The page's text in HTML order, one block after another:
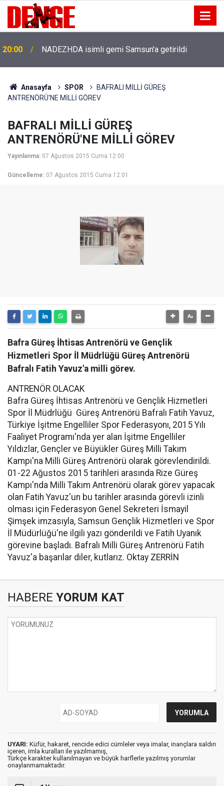
20:00 NADEZHDA isimli gemi Samsun'a getirildi
Anasayfa SPOR
BAFRALI MİLLİ GÜREŞ
ANTRENÖRÜ'NE MİLLİ GÖREV
BAFRALI MİLLİ GÜREŞ
ANTRENÖRÜ'NE MİLLİ GÖREV
Yayınlanma: 07 Ağustos 2015 Cuma 12:00
Güncelleme: 07 Ağustos 2015 Cuma 12:01
Bafra Güreş İhtisas Antrenörü ve Gençlik
Hizmetleri Spor İl Müdrlüğü Güreş Antrenörü
Bafralı Fatih Yavuz'a milli görev.
ANTRENÖR OLACAK
Bafra Güreş İhtisas Antrenörü ve Gençlik Hizmetleri
Spor İl Müdrlüğü Güreş Antrenörü Bafralı Fatih Yavuz,
Türkiye İşitme Engelliler Spor Federasyonı, 2015 Yılı
Faaliyet Programı'nda yer alan İşitme Engelliler
Yıldızlar, Gençler ve Büyükler Güreş Milli Takım
Kampı'na Milli Güreş Antrenörü olarak görevlendirildi.
01-22 Ağustos 2015 tarihleri arasında Rize Güreş
Kampı'nda Milli Takım Antrenörü olarak görev yapacak
olan Fatih Yavuz'un bu tarihler arasında görevli izinli
olması için Federasyon Genel Sekreteri İsmayil
Şimşek imzasıyla, Samsun Gençlik Hizmetleri ve Spor
İl Müdürlüğü'ne ilgili yazı gönderildi ve Fatih Uyanık
görevine başladı. Bafralı Milli Güreş Antrenörü Fatih
Yavuz'a başarılar diler, kutlarız. Oktay ZERRİN
HABERE YORUM KAT
UYARI: Küfür, hakaret, rencide edici cümleler veya imalar, inançlara saldırı
içeren, imla kuralları ile yazılmamış,
Türkçe karakter kullanılmayan ve büyük harflerle yazılmış yorumlar
onaylanmamaktadır.